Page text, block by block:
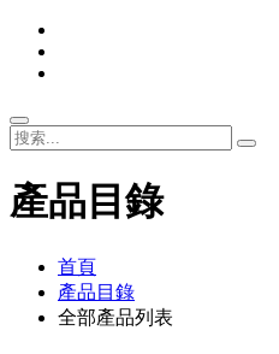
產品目錄
首頁
產品目錄
全部產品列表